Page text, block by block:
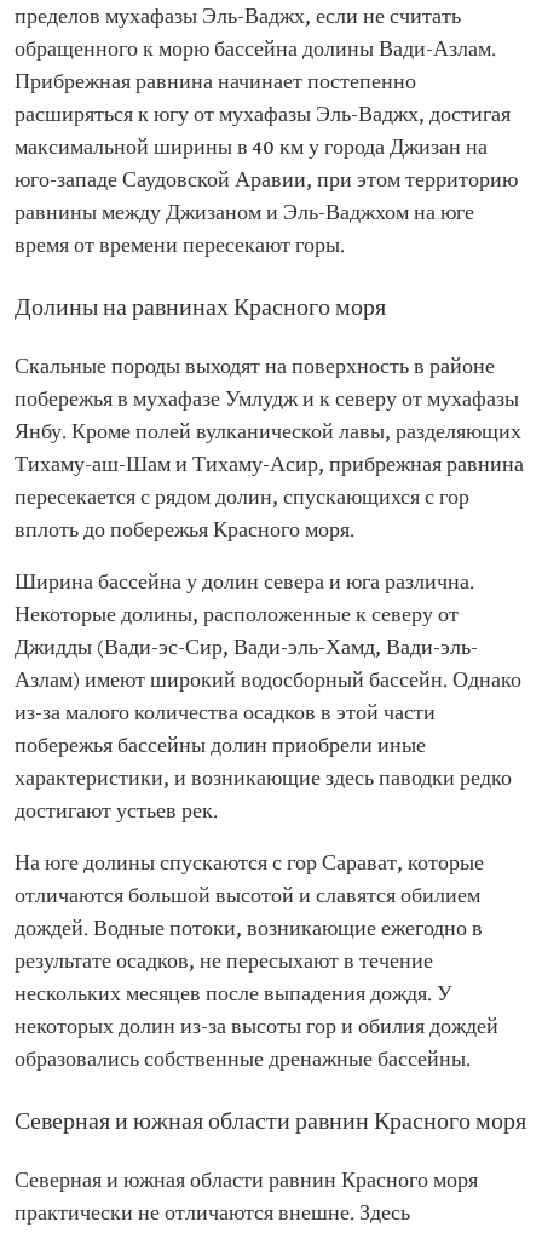
пределов мухафазы Эль-Ваджх, если не считать
обращенного к морю бассейна долины Вади-Азлам.
Прибрежная равнина начинает постепенно
расширяться к югу от мухафазы Эль-Ваджх, достигая
максимальной ширины в 40 км у города Джизан на
юго-западе Саудовской Аравии, при этом территорию
равнины между Джизаном и Эль-Ваджхом на юге
время от времени пересекают горы.
Долины на равнинах Красного моря
Скальные породы выходят на поверхность в районе
побережья в мухафазе Умлудж и к северу от мухафазы
Янбу. Кроме полей вулканической лавы, разделяющих
Тихаму-аш-Шам и Тихаму-Асир, прибрежная равнина
пересекается с рядом долин, спускающихся с гор
вплоть до побережья Красного моря.
Ширина бассейна у долин севера и юга различна.
Некоторые долины, расположенные к северу от
Джидды (Вади-эс-Сир, Вади-эль-Хамд, Вади-эль-
Азлам) имеют широкий водосборный бассейн. Однако
из-за малого количества осадков в этой части
побережья бассейны долин приобрели иные
характеристики, и возникающие здесь паводки редко
достигают устьев рек.
На юге долины спускаются с гор Сарават, которые
отличаются большой высотой и славятся обилием
дождей. Водные потоки, возникающие ежегодно в
результате осадков, не пересыхают в течение
нескольких месяцев после выпадения дождя. У
некоторых долин из-за высоты гор и обилия дождей
образовались собственные дренажные бассейны.
Северная и южная области равнин Красного моря
Северная и южная области равнин Красного моря
практически не отличаются внешне. Здесь